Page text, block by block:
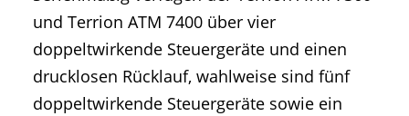
und Terrion ATM 7400 über vier
doppeltwirkende Steuergeräte und einen
drucklosen Rücklauf, wahlweise sind fünf
doppeltwirkende Steuergeräte sowie ein